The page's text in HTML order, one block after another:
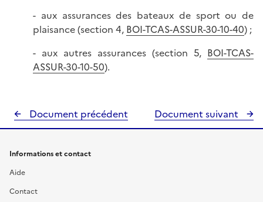
- aux assurances des bateaux de sport ou de
plaisance (section 4, BOI-TCAS-ASSUR-30-10-40) ;
- aux autres assurances (section 5, BOI-TCAS-
ASSUR-30-10-50).
Document précédent Document suivant
Informations et contact
Aide
Contact